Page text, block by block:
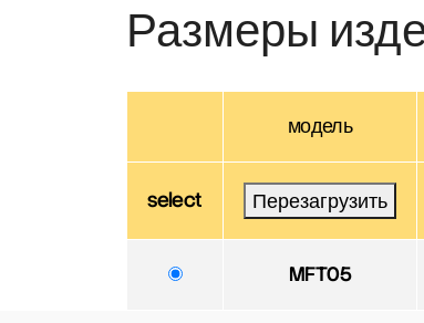
Размеры
модель
select Перезагрузить
MFT05